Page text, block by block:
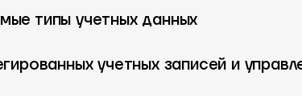
типы учетных данных
учетных записей и